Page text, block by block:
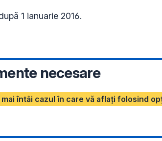
1 ianuarie 2016.
necesare
întâi cazul în care vă aflați folosind